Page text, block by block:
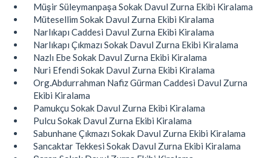
Müşir Süleymanpaşa Sokak Davul Zurna Ekibi Kiralama
Mütesellim Sokak Davul Zurna Ekibi Kiralama
Narlıkapı Caddesi Davul Zurna Ekibi Kiralama
Narlıkapı Çıkmazı Sokak Davul Zurna Ekibi Kiralama
Nazlı Ebe Sokak Davul Zurna Ekibi Kiralama
Nuri Efendi Sokak Davul Zurna Ekibi Kiralama
Org.Abdurrahman Nafiz Gürman Caddesi Davul Zurna
Ekibi Kiralama
Pamukçu Sokak Davul Zurna Ekibi Kiralama
Pulcu Sokak Davul Zurna Ekibi Kiralama
Sabunhane Çıkmazı Sokak Davul Zurna Ekibi Kiralama
Sancaktar Tekkesi Sokak Davul Zurna Ekibi Kiralama